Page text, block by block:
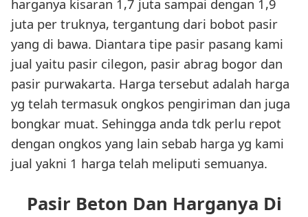
harganya kisaran 1,7 juta sampai dengan 1,9
juta per truknya, tergantung dari bobot pasir
yang di bawa. Diantara tipe pasir pasang kami
jual yaitu pasir cilegon, pasir abrag bogor dan
pasir purwakarta. Harga tersebut adalah harga
yg telah termasuk ongkos pengiriman dan juga
bongkar muat. Sehingga anda tdk perlu repot
dengan ongkos yang lain sebab harga yg kami
jual yakni 1 harga telah meliputi semuanya.
Pasir Beton Dan Harganya Di